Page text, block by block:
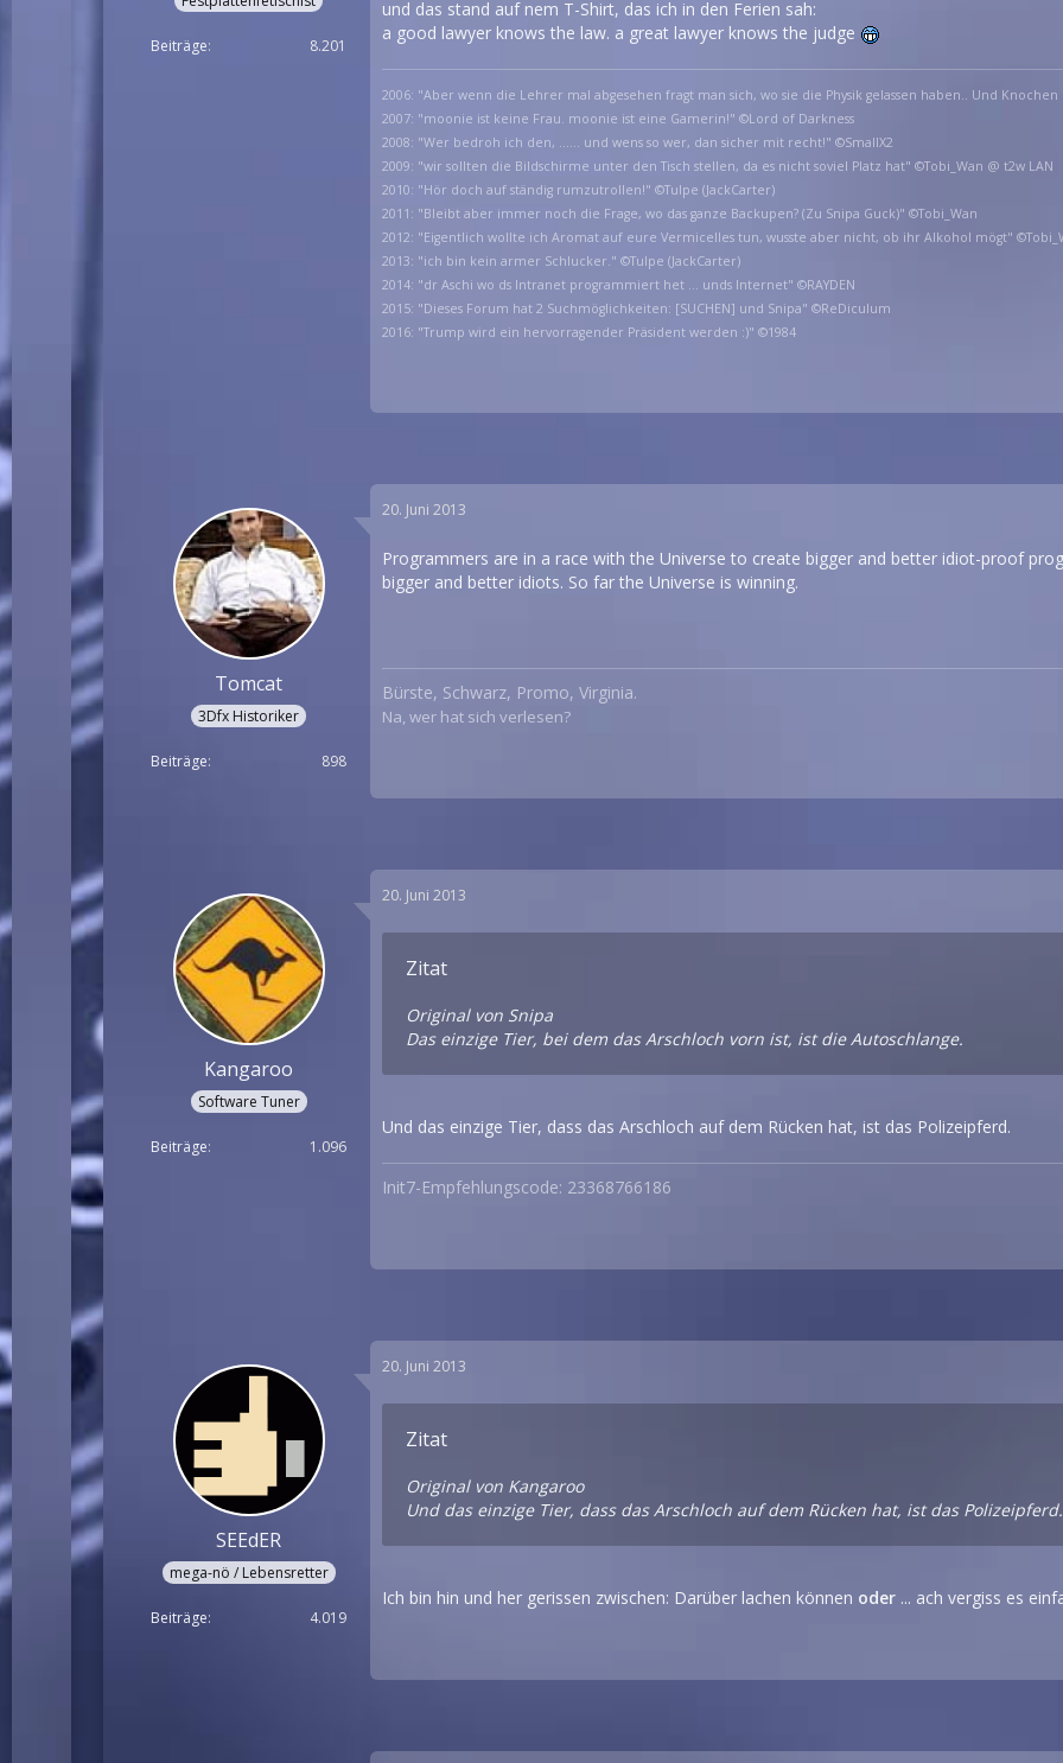
Beiträge 8.201
und das stand auf nem T-Shirt, das ich in den Ferien sah:
a good lawyer knows the law. a great lawyer knows the judge
2006: "Aber wenn die Lehrer mal abgesehen fragt man sich, wo sie die Physik gelassen haben.. Und
2007: "moonie ist keine Frau. moonie ist eine Gamerin!" ©Lord of Darkness
2008: "Wer bedroh ich den, ...... und wens so wer, dan sicher mit recht!" ©SmallX2
2009: "wir sollten die Bildschirme unter den Tisch stellen, da es nicht soviel Platz hat" ©Tobi_Wan @ t2w LAN
2010: "Hör doch auf ständig rumzutrollen!" ©Tulpe (JackCarter)
2011: "Bleibt aber immer noch die Frage, wo das ganze Backupen? (Zu Snipa Guck)" ©Tobi_Wan
2012: "Eigentlich wollte ich Aromat auf eure Vermicelles tun, wusste aber nicht, ob ihr Alkohol mögt"
2013: "ich bin kein armer Schlucker." ©Tulpe (JackCarter)
2014: "dr Aschi wo ds Intranet programmiert het ... unds Internet" ©RAYDEN
2015: "Dieses Forum hat 2 Suchmöglichkeiten: [SUCHEN] und Snipa" ©ReDiculum
2016: "Trump wird ein hervorragender Präsident werden :)" ©1984
Tomcat
3Dfx Historiker
Beiträge 898
20. Juni 2013
Programmers are in a race with the Universe to create bigger and better idiot-proof
bigger and better idiots. So far the Universe is winning.
Bürste, Schwarz, Promo, Virginia.
Na, wer hat sich verlesen?
Kangaroo
Software Tuner
Beiträge 1.096
20. Juni 2013
Zitat
Original von Snipa
Das einzige Tier, bei dem das Arschloch vorn ist, ist die Autoschlange.
Und das einzige Tier, dass das Arschloch auf dem Rücken hat, ist das Polizeipferd.
Init7-Empfehlungscode: 23368766186
SEEdER
mega-nö / Lebensretter
Beiträge 4.019
20. Juni 2013
Zitat
Original von Kangaroo
Und das einzige Tier, dass das Arschloch auf dem Rücken hat, ist das Polizeipferd.
Ich bin hin und her gerissen zwischen: Darüber lachen können oder ... ach vergiss es